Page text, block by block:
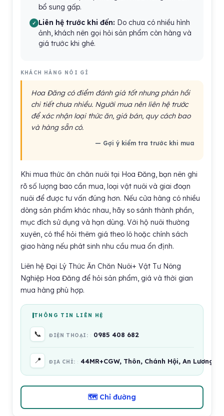
bổ sung gấp.
Liên hệ trước khi đến: Do chưa có nhiều hình
ảnh, khách nên gọi hỏi sản phẩm còn hàng và
giá trước khi ghé.
KHÁCH HÀNG NÓI GÌ
Hoa Đăng có điểm đánh giá tốt nhưng phản hồi
chi tiết chưa nhiều. Người mua nên liên hệ trước
để xác nhận loại thức ăn, giá bán, quy cách bao
và hàng sẵn có.
— Gợi ý kiểm tra trước khi mua
Khi mua thức ăn chăn nuôi tại Hoa Đăng, bạn nên ghi
rõ số lượng bao cần mua, loại vật nuôi và giai đoạn
nuôi để được tư vấn đúng hơn. Nếu cửa hàng có nhiều
dòng sản phẩm khác nhau, hãy so sánh thành phần,
mục đích sử dụng và hạn dùng. Với hộ nuôi thường
xuyên, có thể hỏi thêm giá theo lô hoặc chính sách
giao hàng nếu phát sinh nhu cầu mua ổn định.
Liên hệ Đại Lý Thức Ăn Chăn Nuôi+ Vật Tư Nông
Nghiệp Hoa Đăng để hỏi sản phẩm, giá và thời gian
mua hàng phù hợp.
THÔNG TIN LIÊN HỆ
📞 ĐIỆN THOẠI: 0985 408 682
📍 ĐỊA CHỈ: 44MR+CGW, Thôn, Chánh Hội, An Lương,
🗺 Chỉ đường